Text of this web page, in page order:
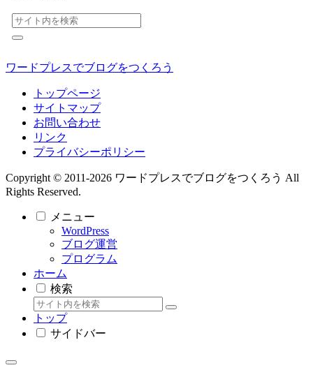
ワードプレスでブログをつくろう
トップページ
サイトマップ
お問い合わせ
リンク
プライバシーポリシー
Copyright © 2011-2026 ワードプレスでブログをつくろう All
Rights Reserved.
メニュー
WordPress
ブログ運営
プログラム
ホーム
検索
トップ
サイドバー